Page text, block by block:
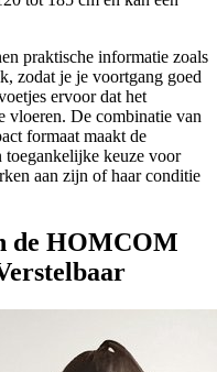
praktische informatie zoals
zodat je je voortgang goed
ervoor dat het
vloeren. De combinatie van
formaat maakt de
keuze voor
aan zijn of haar conditie
de HOMCOM